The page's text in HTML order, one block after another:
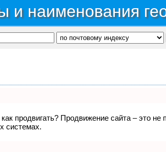
и наименования
продвигать? Продвижение сайта – это
системах.